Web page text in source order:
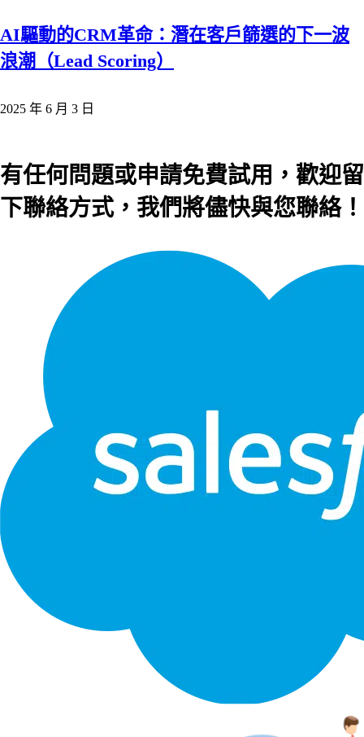
AI驅動的CRM革命：潛在客戶篩選的下一波
浪潮（Lead Scoring）
2025 年 6 月 3 日
有任何問題或申請免費試用，歡迎留
下聯絡方式，我們將儘快與您聯絡！